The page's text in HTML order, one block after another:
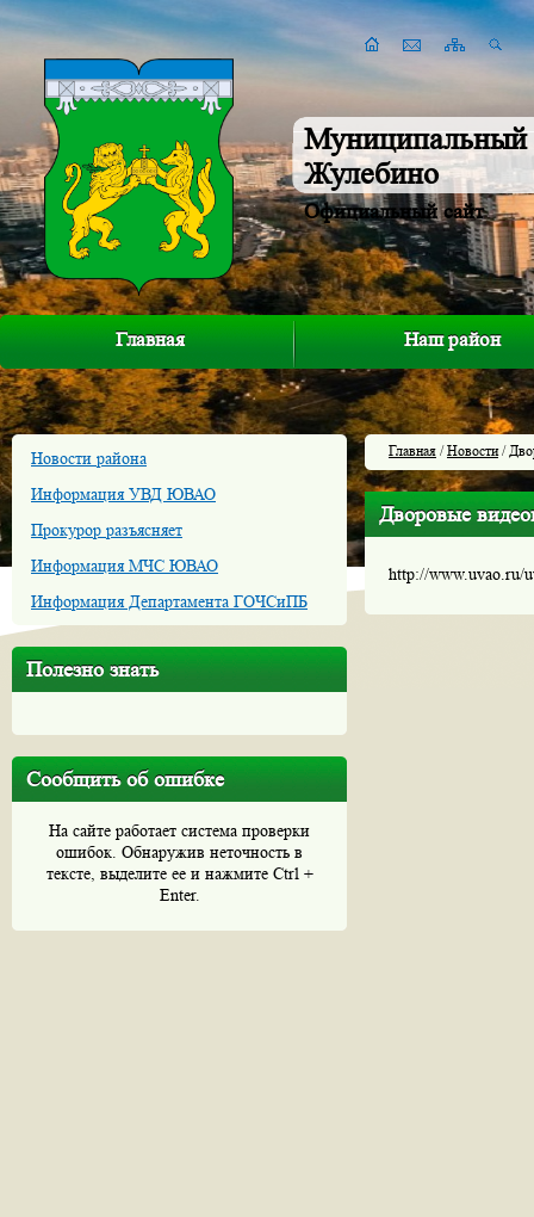
Муниципальный
Жулебино
Официальный сайт
Главная Наш район
Новости района
Информация УВД ЮВАО
Прокурор разъясняет
Информация МЧС ЮВАО
Информация Департамента ГОЧСиПБ
Полезно знать
Сообщить об ошибке
На сайте работает система проверки
ошибок. Обнаружив неточность в
тексте, выделите ее и нажмите Ctrl +
Enter.
Главная /Новости/
Дворовые
http://www.uvao.ru/